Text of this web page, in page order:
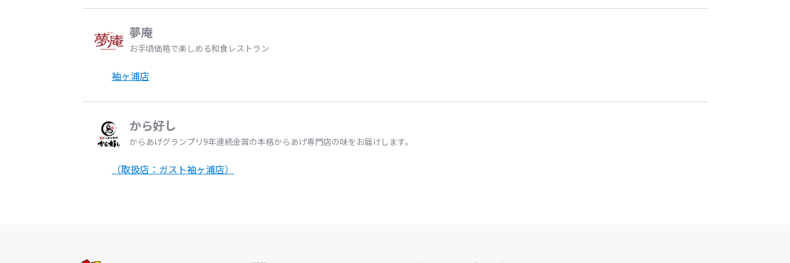
夢庵
お手頃価格で楽しめる和食レストラン
袖ヶ浦店
から好し
からあげグランプリ9年連続金賞の本格からあげ専門店の味をお届けします。
（取扱店：ガスト袖ヶ浦店）